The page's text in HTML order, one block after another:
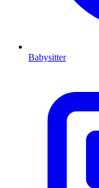
Babysitter